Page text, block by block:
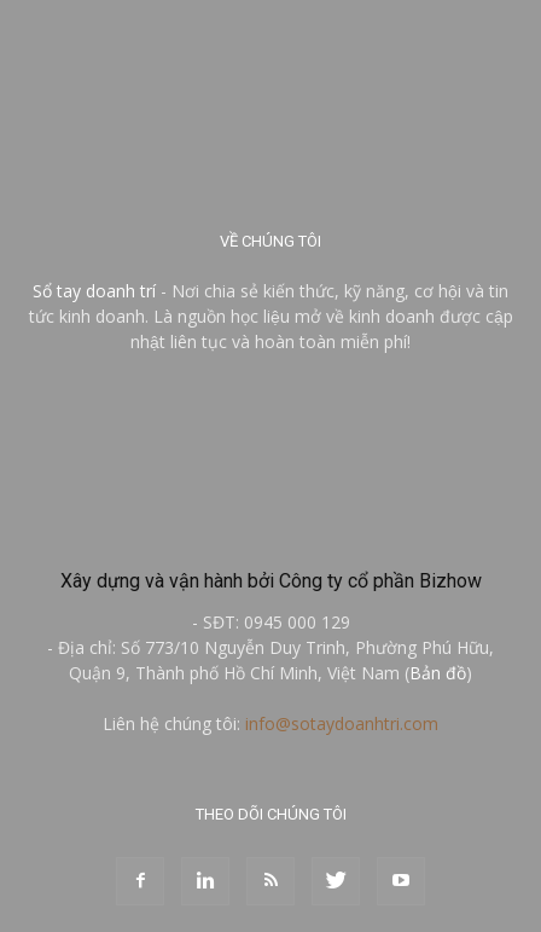
VỀ CHÚNG TÔI
Sổ tay doanh trí - Nơi chia sẻ kiến thức, kỹ năng, cơ hội và tin
tức kinh doanh. Là nguồn học liệu mở về kinh doanh được cập
nhật liên tục và hoàn toàn miễn phí!
Xây dựng và vận hành bởi Công ty cổ phần Bizhow
- SĐT: 0945 000 129
- Địa chỉ: Số 773/10 Nguyễn Duy Trinh, Phường Phú Hữu,
Quận 9, Thành phố Hồ Chí Minh, Việt Nam (Bản đồ)
Liên hệ chúng tôi: info@sotaydoanhtri.com
THEO DÕI CHÚNG TÔI